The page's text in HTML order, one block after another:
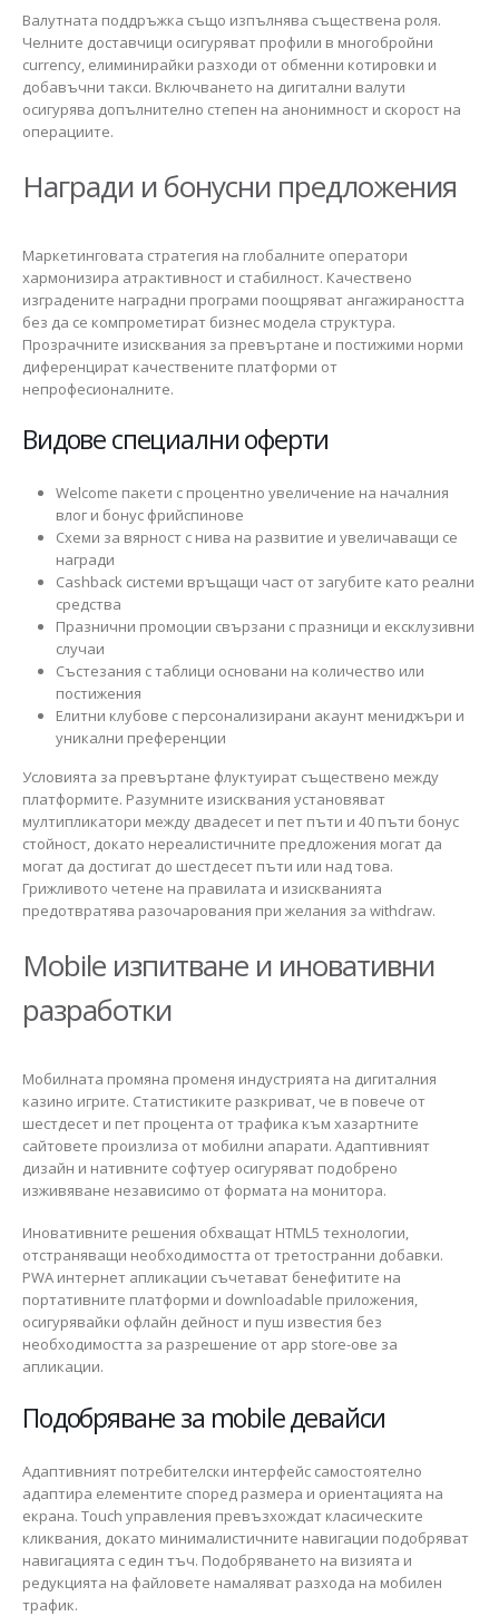
Валутната поддръжка също изпълнява съществена роля.
Челните доставчици осигуряват профили в многобройни
currency, елиминирайки разходи от обменни котировки и
добавъчни такси. Включването на дигитални валути
осигурява допълнително степен на анонимност и скорост на
операциите.
Награди и бонусни предложения
Маркетинговата стратегия на глобалните оператори
хармонизира атрактивност и стабилност. Качествено
изградените наградни програми поощряват ангажираността
без да се компрометират бизнес модела структура.
Прозрачните изисквания за превъртане и постижими норми
диференцират качествените платформи от
непрофесионалните.
Видове специални оферти
Welcome пакети с процентно увеличение на началния
влог и бонус фрийспинове
Схеми за вярност с нива на развитие и увеличаващи се
награди
Cashback системи връщащи част от загубите като реални
средства
Празнични промоции свързани с празници и ексклузивни
случаи
Състезания с таблици основани на количество или
постижения
Елитни клубове с персонализирани акаунт мениджъри и
уникални преференции
Условията за превъртане флуктуират съществено между
платформите. Разумните изисквания установяват
мултипликатори между двадесет и пет пъти и 40 пъти бонус
стойност, докато нереалистичните предложения могат да
могат да достигат до шестдесет пъти или над това.
Грижливото четене на правилата и изискванията
предотвратява разочарования при желания за withdraw.
Mobile изпитване и иновативни
разработки
Мобилната промяна променя индустрията на дигиталния
казино игрите. Статистиките разкриват, че в повече от
шестдесет и пет процента от трафика към хазартните
сайтовете произлиза от мобилни апарати. Адаптивният
дизайн и нативните софтуер осигуряват подобрено
изживяване независимо от формата на монитора.
Иновативните решения обхващат HTML5 технологии,
отстраняващи необходимостта от третостранни добавки.
PWA интернет апликации съчетават бенефитите на
портативните платформи и downloadable приложения,
осигурявайки офлайн дейност и пуш известия без
необходимостта за разрешение от app store-ове за
апликации.
Подобряване за mobile девайси
Адаптивният потребителски интерфейс самостоятелно
адаптира елементите според размера и ориентацията на
екрана. Touch управления превъзхождат класическите
кликвания, докато минималистичните навигации подобряват
навигацията с един тъч. Подобряването на визията и
редукцията на файловете намаляват разхода на мобилен
трафик.